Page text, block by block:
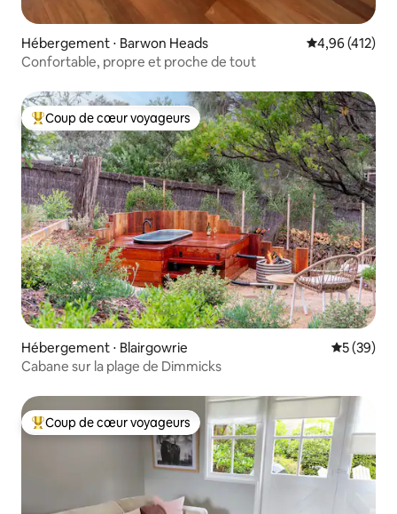
Hébergement ⋅ Barwon Heads Évaluation
4,96 (412)
Confortable, propre et proche de tout
Coups de cœur voyageurs les plus appréciés
Coup de cœur voyageurs
Hébergement ⋅ Blairgowrie
5 (39)
Cabane sur la plage de Dimmicks
Coups de cœur voyageurs les plus appréciés
Coup de cœur voyageurs